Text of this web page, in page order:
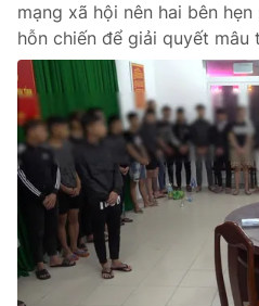
mạng xã hội nên hai bên
hỗn chiến để giải quyết mâu